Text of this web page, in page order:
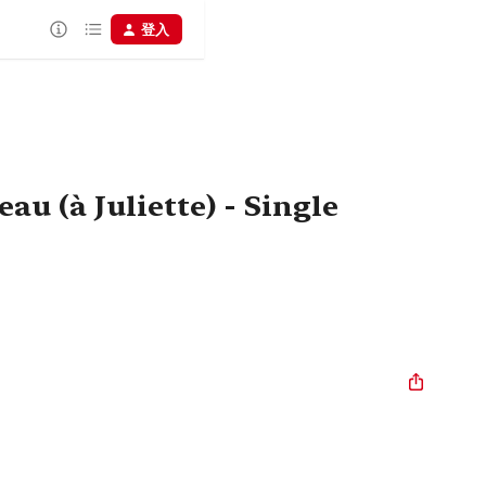
登入
(à Juliette) - Single